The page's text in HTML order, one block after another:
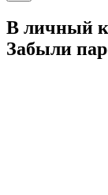
В личный
Забыли